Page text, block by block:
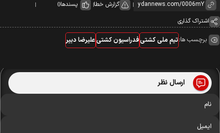
گزارش خطا پسندها0
اشتراک گذاری
برچسب ها:تیم ملی کشتیفدراسیون کشتیعلیرضا دبیر
ارسال نظر